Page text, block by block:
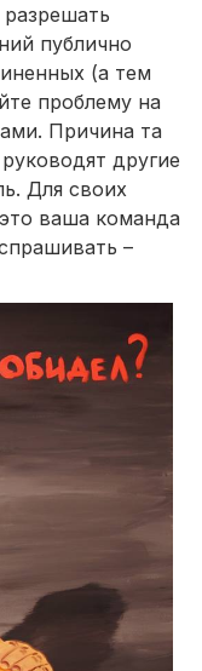
публично
(а тем
проблему на
Причина та
другие
Для своих
ваша команда
–